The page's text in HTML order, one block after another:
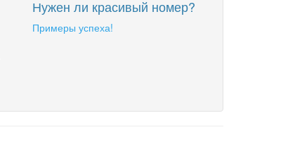
Нужен ли красивый номер?
Примеры успеха!